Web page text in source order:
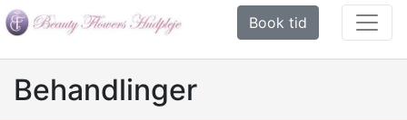
Book tid
Behandlinger